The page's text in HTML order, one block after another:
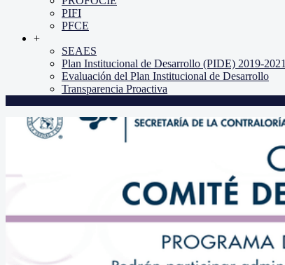
PIFI
PFCE
+
SEAES
Plan Institucional de Desarrollo (PIDE) 2019-2021
Evaluación del Plan Institucional de Desarrollo
Transparencia Proactiva